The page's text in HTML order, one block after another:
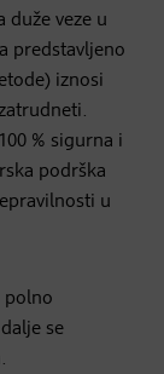
duže veze u
predstavljeno
iznosi
% sigurna i
podrška
u
polno
se